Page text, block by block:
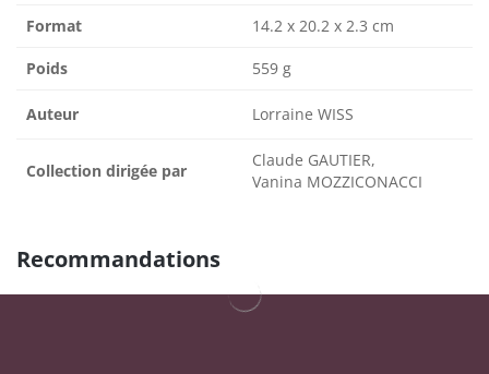
Format 14.2 x 20.2 x 2.3 cm
Poids 559 g
Auteur Lorraine WISS
Collection dirigée par
Claude GAUTIER,
Vanina MOZZICONACCI
Recommandations